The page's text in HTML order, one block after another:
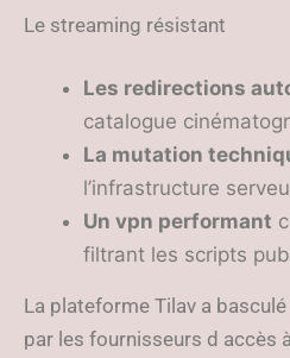
Le streaming résistant
Les redirections
catalogue
La mutation
l’infrastructure
Un vpn performant
filtrant les scripts
La plateforme Tilav a
par les fournisseurs d accès